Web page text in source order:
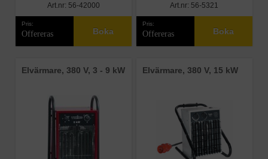
Art.nr: 56-42000
Pris:
Offereras Boka
Art.nr: 56-5321
Pris:
Offereras Boka
Elvärmare, 380 V, 3 - 9 kW Elvärmare, 380 V, 15 kW